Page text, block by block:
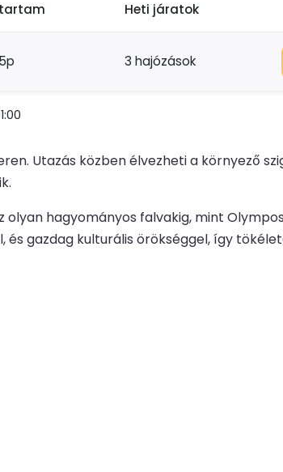
Heti járatok
3 hajózások
Utazás közben élvezheti a környező
hagyományos falvakig, mint
gazdag kulturális örökséggel, így